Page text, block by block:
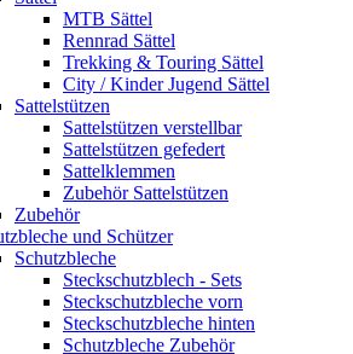
MTB Sättel
Rennrad Sättel
Trekking & Touring Sättel
City / Kinder Jugend Sättel
Sattelstützen
Sattelstützen verstellbar
Sattelstützen gefedert
Sattelklemmen
Zubehör Sattelstützen
Zubehör
und Schützer
Schutzbleche
Steckschutzblech - Sets
Steckschutzbleche vorn
Steckschutzbleche hinten
Schutzbleche Zubehör